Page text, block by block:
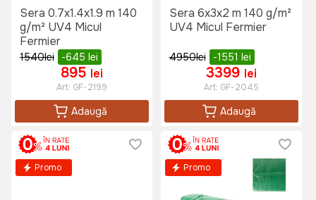
Sera 0.7x1.4x1.9 m 140
g/m² UV4 Micul
Fermier
1540lei -645 lei
895 lei
Art: GF-2199
Adaugă
Sera 6x3x2 m 140 g/m²
UV4 Micul Fermier
4950lei -1551 lei
3399 lei
Art: GF-2045
Adaugă
Promo Promo